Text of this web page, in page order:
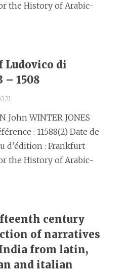
the History of Arabic-
Ludovico di
– 1508
John WINTER JONES
: 11588(2) Date de
d’édition : Frankfurt
the History of Arabic-
century
of narratives
from latin,
and italian